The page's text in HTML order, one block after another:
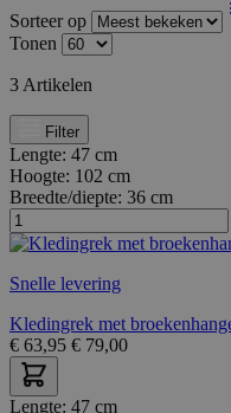
Sorteer op
Tonen
3 Artikelen
Filter
Lengte: 47 cm
Hoogte: 102 cm
Breedte/diepte: 36 cm
Snelle levering
Kledingrek met
€ 63,95 € 79,00
Lengte: 47 cm